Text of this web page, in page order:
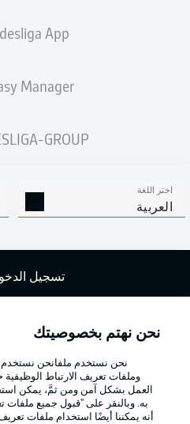
App
Manager
GROUP
اختر اللغة
العربية
تسجيل
نحن نهتم بخصوصيتك
نحن نستخدم ملفانحن نستخدم
وملفات تعريف الارتباط
العمل بشكل آمن ومن ثمَّ، يمكن
به. وبالنقر على "قبول جميع ملفات
أنه يمكننا أيضًا استخدام ملفات